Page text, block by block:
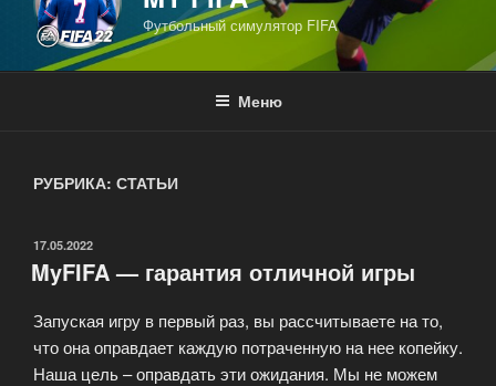
Футбольный симулятор FIFA
Меню
РУБРИКА: СТАТЬИ
ОПУБЛИКОВАНО
17.05.2022
MyFIFA — гарантия отличной игры
Запуская игру в первый раз, вы рассчитываете на то,
что она оправдает каждую потраченную на нее копейку.
Наша цель – оправдать эти ожидания. Мы не можем